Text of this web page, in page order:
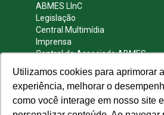
Utilizamos cookies para aprimorar a
experiência, melhorar o
como você interage em nosso site e
ABMES LInC
Legislação
Central Multimídia
Imprensa
Central do Associado ABMES
REDES SOCIAIS